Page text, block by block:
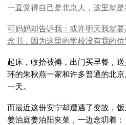
一直觉得自己是北京人，这里就是
可妈妈却告诉我：或许明天我就
念书，因为这里的学校没有我的
起床，收拾被褥，出门买早餐，
环的朱秋燕一家和许多普通的北
一天。
而最近这份安宁却遭遇了变故，
姜泊庭姜泊阳夹菜，一边念叨着